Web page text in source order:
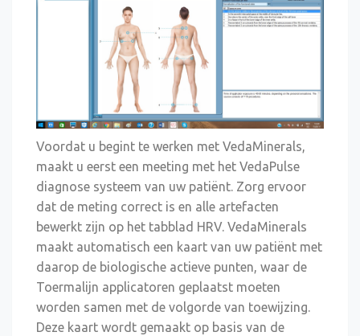
Voordat u begint te werken met VedaMinerals,
maakt u eerst een meeting met het VedaPulse
diagnose systeem van uw patiënt. Zorg ervoor
dat de meting correct is en alle artefacten
bewerkt zijn op het tabblad HRV. VedaMinerals
maakt automatisch een kaart van uw patiënt met
daarop de biologische actieve punten, waar de
Toermalijn applicatoren geplaatst moeten
worden samen met de volgorde van toewijzing.
Deze kaart wordt gemaakt op basis van de